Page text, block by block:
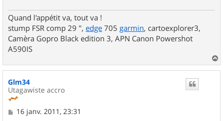
Quand l'appétit va, tout va !
stump FSR comp 29 ", edge 705 garmin, cartoexplorer3,
Camèra Gopro Black edition 3, APN Canon Powershot
A590IS
a
u
Glm34
Utagawiste accro
M16 janv. 2011, 23:31